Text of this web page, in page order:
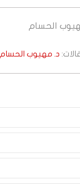
الحسام
د. مهيوب الحسام